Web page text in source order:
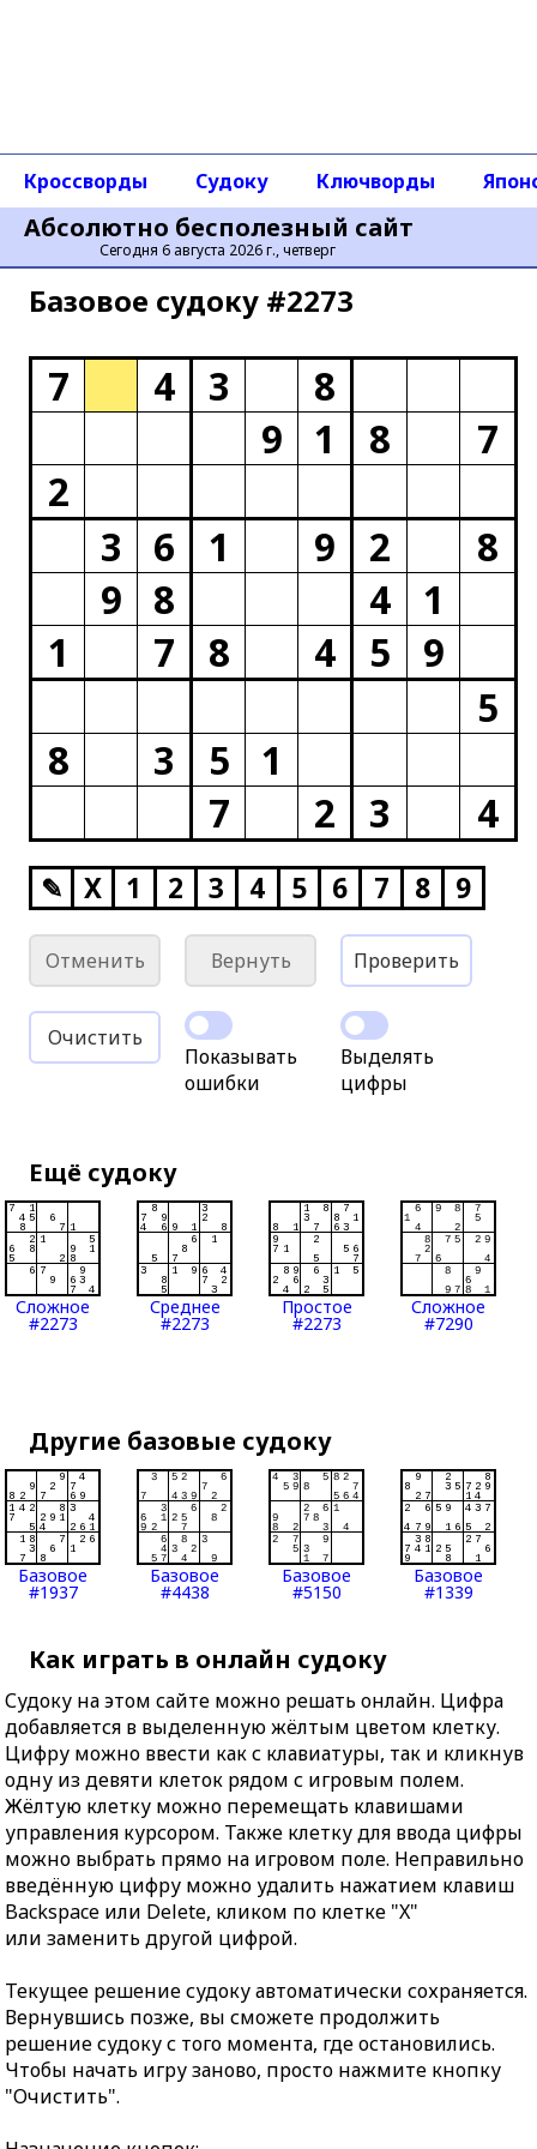
Абсолютно бесполезный сайт
Сегодня 6 августа 2026 г., четверг
Кроссворды Судоку Ключворды
Базовое cудоку #2273
7 4 3
8
9
1 8
7
2
3
6 1 9 2
8
9
8 4
1
1
7 8 4 5
9
5
8
3 5
1
7
2 3 4
✎ X 1 2 3 4 5 6 7 8 9
Отменить Вернуть Проверить
Очистить
Показывать
ошибки
Выделять
цифры
Ещё судоку
Сложное
#2273
Среднее
#2273
Простое
#2273
Сложное
#7290
Другие базовые судоку
Базовое
#1937
Базовое
#4438
Базовое
#5150
Базовое
#1339
Как играть в онлайн судоку
Судоку на этом сайте можно решать онлайн. Цифра
добавляется в выделенную жёлтым цветом клетку.
Цифру можно ввести как с клавиатуры, так и кликнув
одну из девяти клеток рядом с игровым полем.
Жёлтую клетку можно перемещать клавишами
управления курсором. Также клетку для ввода цифры
можно выбрать прямо на игровом поле. Неправильно
введённую цифру можно удалить нажатием клавиш
Backspace или Delete, кликом по клетке "X"
или заменить другой цифрой.
Текущее решение судоку автоматически сохраняется.
Вернувшись позже, вы сможете продолжить
решение судоку с того момента, где остановились.
Чтобы начать игру заново, просто нажмите кнопку
"Очистить".